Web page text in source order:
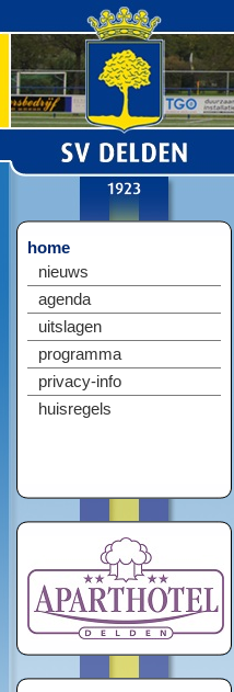
home
nieuws
agenda
uitslagen
programma
privacy-info
huisregels